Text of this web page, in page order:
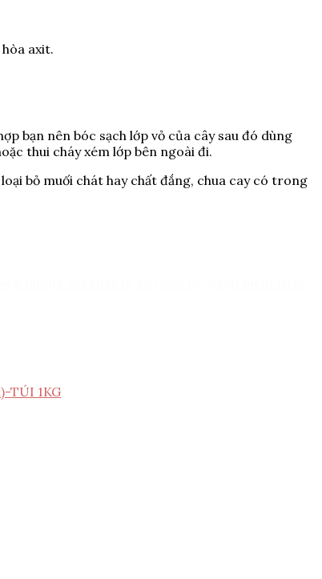
axit.
bạn nên bóc sạch lớp vỏ của cây sau đó dùng
thui cháy xém lớp bên ngoài đi.
bỏ muối chát hay chất đắng, chua cay có trong
TÚI 1KG